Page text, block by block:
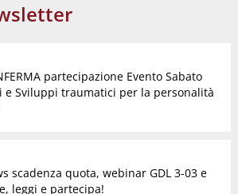
partecipazione Evento Sabato
e Sviluppi traumatici per la personalità
scadenza quota, webinar GDL 3-03 e
leggi e partecipa!